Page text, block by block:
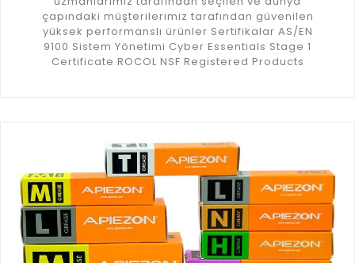
çapındaki müşterilerimiz tarafından güvenilen
yüksek performanslı ürünler Sertifikalar AS/EN
9100 Sistem Yönetimi Cyber Essentials Stage 1
Certificate ROCOL NSF Registered Products